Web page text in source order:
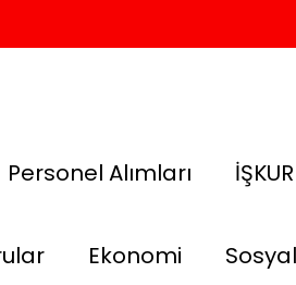
Personel Alımları
Ekonomi